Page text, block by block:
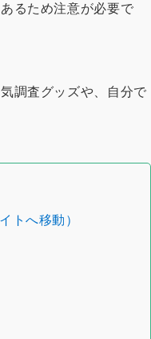
るため注意が必要で
調査グッズや、自分で
トへ移動）